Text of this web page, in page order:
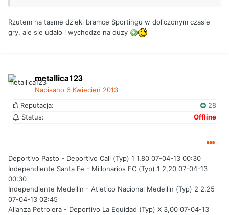
Rzutem na tasme dzieki bramce Sportingu w doliczonym czasie
gry, ale sie udalo i wychodze na duzy
metallica123
Napisano 6 Kwiecień 2013
Reputacja:
28
Status:
Offline
Deportivo Pasto - Deportivo Cali (Typ) 1 1,80 07-04-13 00:30
Independiente Santa Fe - Millonarios FC (Typ) 1 2,20 07-04-13
00:30
Independiente Medellin - Atletico Nacional Medellin (Typ) 2 2,25
07-04-13 02:45
Alianza Petrolera - Deportivo La Equidad (Typ) X 3,00 07-04-13